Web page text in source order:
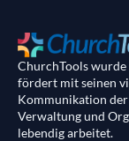
ChurchTools
fördert mit seinen
Kommunikation
Verwaltung und
lebendig arbeitet.